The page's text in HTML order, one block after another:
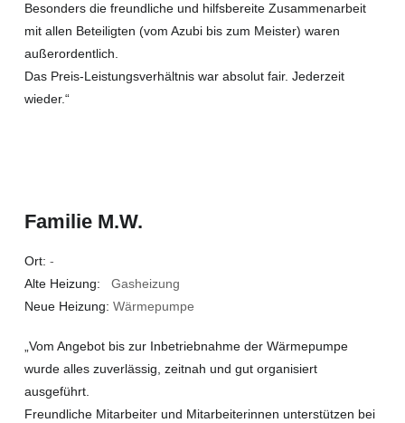
Besonders die freundliche und hilfsbereite Zusammenarbeit
mit allen Beteiligten (vom Azubi bis zum Meister) waren
außerordentlich.
Das Preis-Leistungsverhältnis war absolut fair. Jederzeit
wieder.“
Familie M.W.
Ort: -
Alte Heizung: Gasheizung
Neue Heizung: Wärmepumpe
„Vom Angebot bis zur Inbetriebnahme der Wärmepumpe
wurde alles zuverlässig, zeitnah und gut organisiert
ausgeführt.
Freundliche Mitarbeiter und Mitarbeiterinnen unterstützen bei